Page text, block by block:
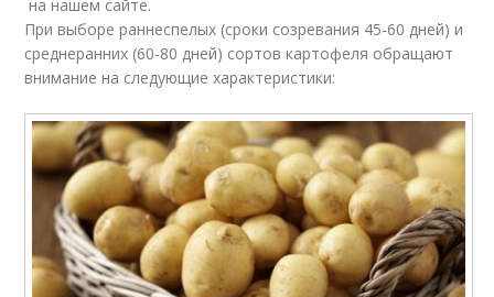
на нашем сайте.
При выборе раннеспелых (сроки созревания 45-60 дней) и
среднеранних (60-80 дней) сортов картофеля обращают
внимание на следующие характеристики: